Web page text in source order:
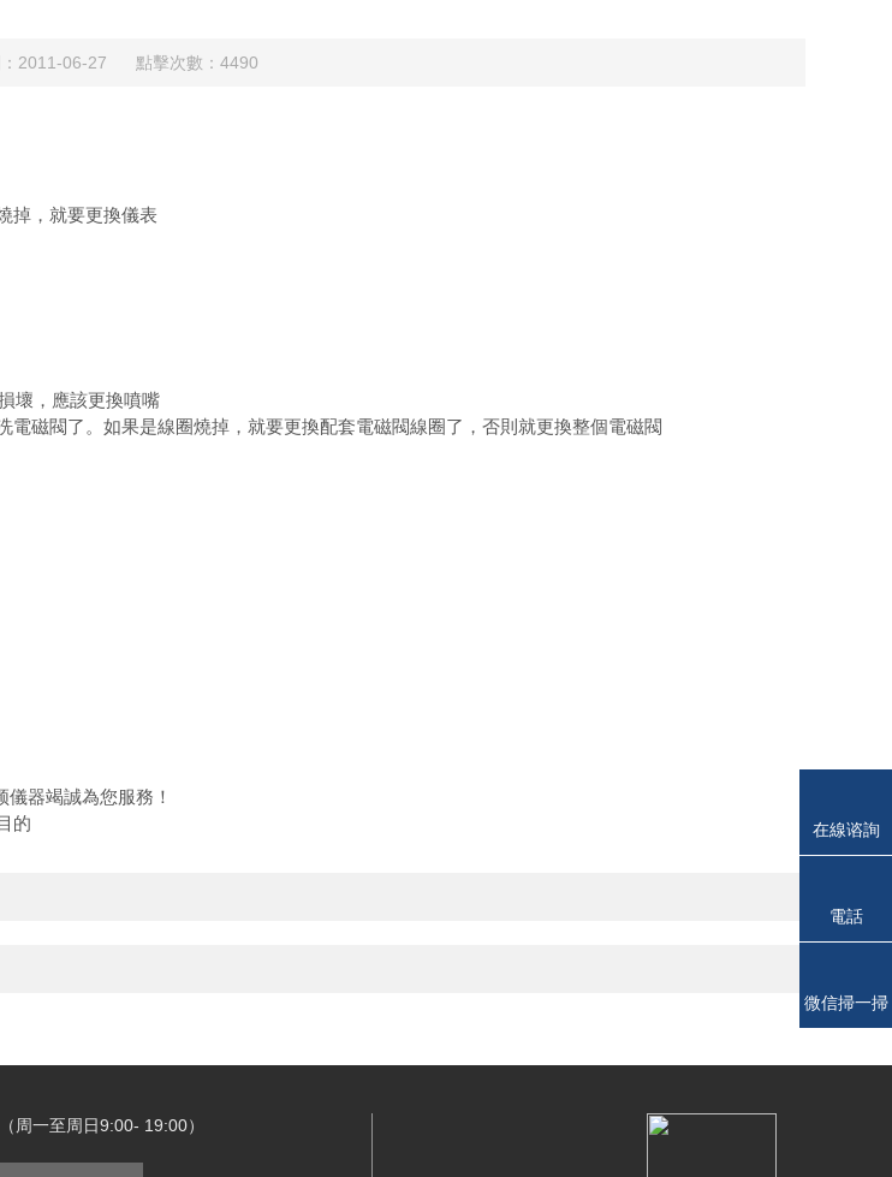
：2011-06-27 點擊次數：4490
掉，就要更換儀表
壞，應該更換噴嘴
磁閥了。如果是線圈燒掉，就要更換配套電磁閥線圈了，否則就更換整個電磁閥
儀器竭誠為您服務！
的
（周一至周日9:00- 19:00）
在線谘詢
電話
微信掃一掃